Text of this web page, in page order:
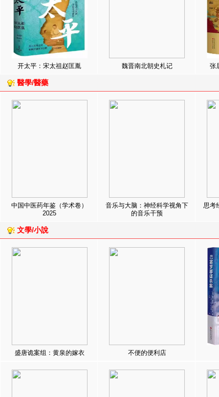
开太平：宋太祖赵匡胤 魏晋南北朝史札记 张
醫學/醫藥
中国中医药年鉴（学术卷）
2025
音乐与大脑：神经科学视角下
的音乐干预
思考
文學/小說
盛唐诡案组：黄泉的嫁衣 不便的便利店